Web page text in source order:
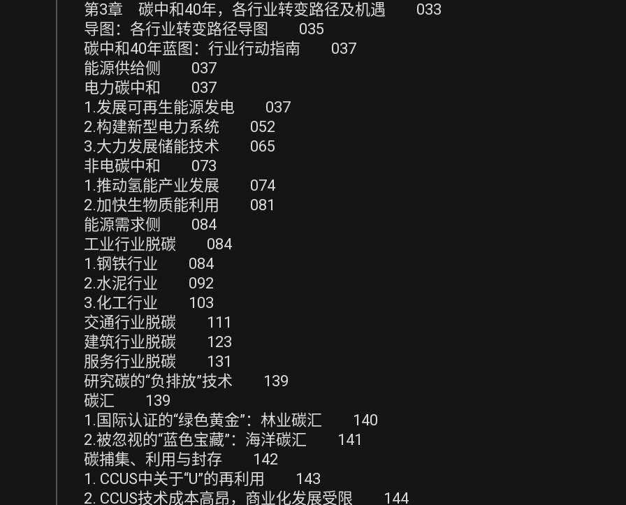
第3章 碳中和40年，各行业转变路径及机遇 033
导图：各行业转变路径导图 035
碳中和40年蓝图：行业行动指南 037
能源供给侧 037
电力碳中和 037
1.发展可再生能源发电 037
2.构建新型电力系统 052
3.大力发展储能技术 065
非电碳中和 073
1.推动氢能产业发展 074
2.加快生物质能利用 081
能源需求侧 084
工业行业脱碳 084
1.钢铁行业 084
2.水泥行业 092
3.化工行业 103
交通行业脱碳 111
建筑行业脱碳 123
服务行业脱碳 131
研究碳的“负排放”技术 139
碳汇 139
1.国际认证的“绿色黄金”：林业碳汇 140
2.被忽视的“蓝色宝藏”：海洋碳汇 141
碳捕集、利用与封存 142
1. CCUS中关于“U”的再利用 143
2. CCUS技术成本高昂，商业化发展受限 144